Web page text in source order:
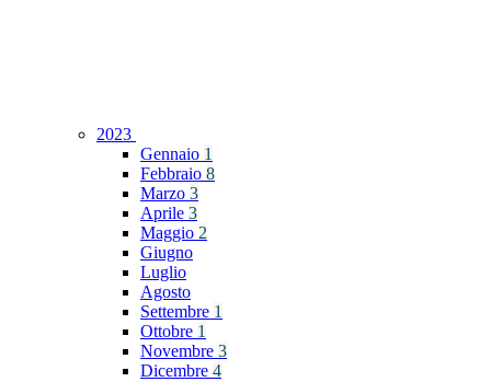
2023
Gennaio 1
Febbraio 8
Marzo 3
Aprile 3
Maggio 2
Giugno
Luglio
Agosto
Settembre 1
Ottobre 1
Novembre 3
Dicembre 4